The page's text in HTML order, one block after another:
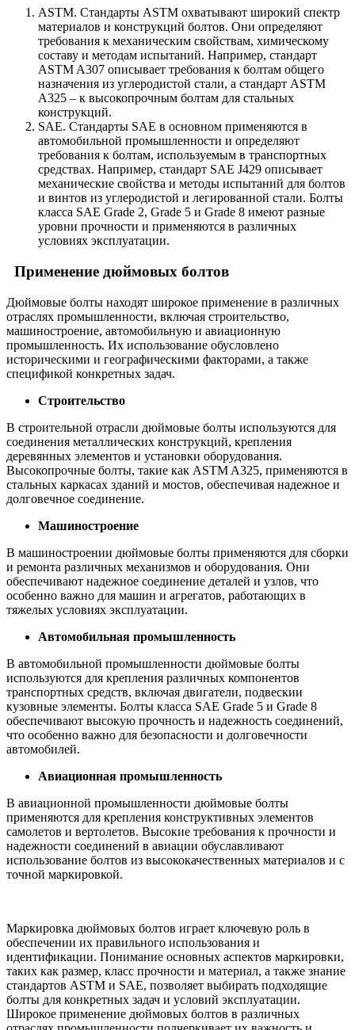
ASTM. Стандарты ASTM охватывают широкий спектр
материалов и конструкций болтов. Они определяют
требования к механическим свойствам, химическому
составу и методам испытаний. Например, стандарт
ASTM A307 описывает требования к болтам общего
назначения из углеродистой стали, а стандарт ASTM
A325 – к высокопрочным болтам для стальных
конструкций.
SAE. Стандарты SAE в основном применяются в
автомобильной промышленности и определяют
требования к болтам, используемым в транспортных
средствах. Например, стандарт SAE J429 описывает
механические свойства и методы испытаний для болтов
и винтов из углеродистой и легированной стали. Болты
класса SAE Grade 2, Grade 5 и Grade 8 имеют разные
уровни прочности и применяются в различных
условиях эксплуатации.
Применение дюймовых болтов
Дюймовые болты находят широкое применение в различных
отраслях промышленности, включая строительство,
машиностроение, автомобильную и авиационную
промышленность. Их использование обусловлено
историческими и географическими факторами, а также
спецификой конкретных задач.
Строительство
В строительной отрасли дюймовые болты используются для
соединения металлических конструкций, крепления
деревянных элементов и установки оборудования.
Высокопрочные болты, такие как ASTM A325, применяются в
стальных каркасах зданий и мостов, обеспечивая надежное и
долговечное соединение.
Машиностроение
В машиностроении дюймовые болты применяются для сборки
и ремонта различных механизмов и оборудования. Они
обеспечивают надежное соединение деталей и узлов, что
особенно важно для машин и агрегатов, работающих в
тяжелых условиях эксплуатации.
Автомобильная промышленность
В автомобильной промышленности дюймовые болты
используются для крепления различных компонентов
транспортных средств, включая двигатели, подвескии
кузовные элементы. Болты класса SAE Grade 5 и Grade 8
обеспечивают высокую прочность и надежность соединений,
что особенно важно для безопасности и долговечности
автомобилей.
Авиационная промышленность
В авиационной промышленности дюймовые болты
применяются для крепления конструктивных элементов
самолетов и вертолетов. Высокие требования к прочности и
надежности соединений в авиации обуславливают
использование болтов из высококачественных материалов и с
точной маркировкой.
Маркировка дюймовых болтов играет ключевую роль в
обеспечении их правильного использования и
идентификации. Понимание основных аспектов маркировки,
таких как размер, класс прочности и материал, а также знание
стандартов ASTM и SAE, позволяет выбирать подходящие
болты для конкретных задач и условий эксплуатации.
Широкое применение дюймовых болтов в различных